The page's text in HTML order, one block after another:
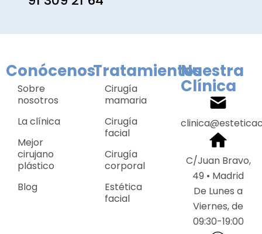
Conócenos
Sobre
nosotros
La clínica
Mejor
cirujano
plástico
Blog
Tratamientos
Cirugía
mamaria
Cirugía
facial
Cirugía
corporal
Estética
facial
Nuestra
Clínica
C/Juan Bravo,
49 • Madrid
De Lunes a
Viernes, de
09:30-19:00